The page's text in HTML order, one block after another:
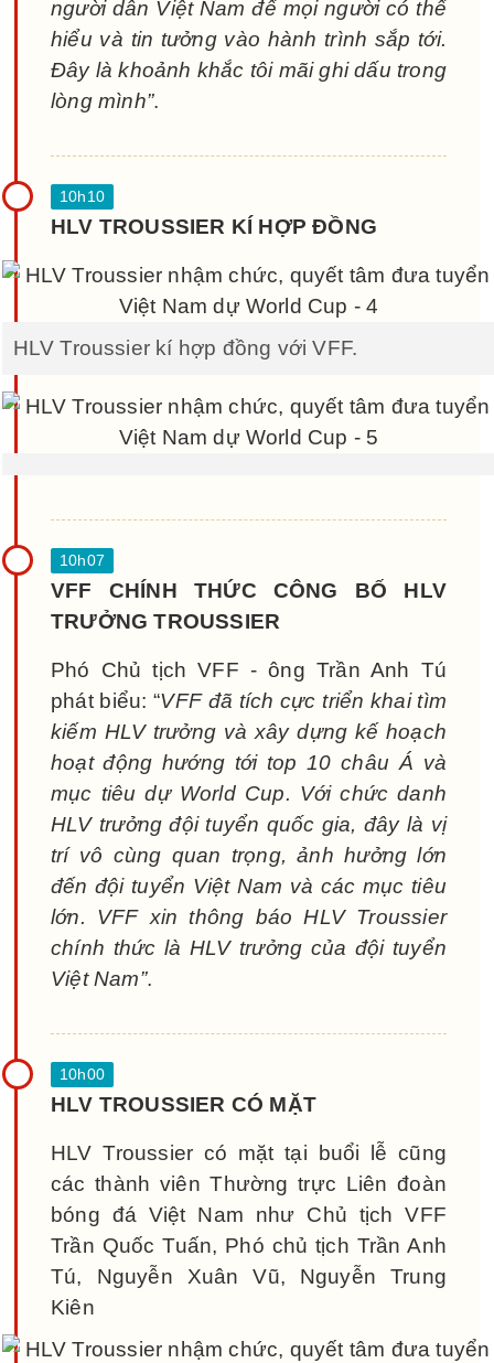
người dân Việt Nam để mọi người có thể
hiểu và tin tưởng vào hành trình sắp tới.
Đây là khoảnh khắc tôi mãi ghi dấu trong
lòng mình”.
HLV TROUSSIER KÍ HỢP ĐỒNG
HLV Troussier kí hợp đồng với VFF.
VFF CHÍNH THỨC CÔNG BỐ HLV
TRƯỞNG TROUSSIER
Phó Chủ tịch VFF - ông Trần Anh Tú
phát biểu: “VFF đã tích cực triển khai tìm
kiếm HLV trưởng và xây dựng kế hoạch
hoạt động hướng tới top 10 châu Á và
mục tiêu dự World Cup. Với chức danh
HLV trưởng đội tuyển quốc gia, đây là vị
trí vô cùng quan trọng, ảnh hưởng lớn
đến đội tuyển Việt Nam và các mục tiêu
lớn. VFF xin thông báo HLV Troussier
chính thức là HLV trưởng của đội tuyển
Việt Nam”.
HLV TROUSSIER CÓ MẶT
HLV Troussier có mặt tại buổi lễ cũng
các thành viên Thường trực Liên đoàn
bóng đá Việt Nam như Chủ tịch VFF
Trần Quốc Tuấn, Phó chủ tịch Trần Anh
Tú, Nguyễn Xuân Vũ, Nguyễn Trung
Kiên